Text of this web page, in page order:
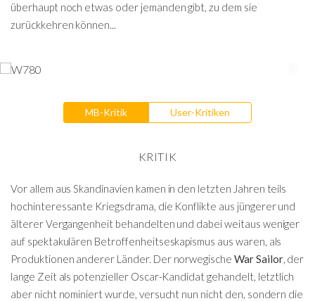
überhaupt noch etwas oder jemanden gibt, zu dem sie
zurückkehren können...
MB-Kritik User-Kritiken
KRITIK
Vor allem aus Skandinavien kamen in den letzten Jahren teils
hochinteressante Kriegsdrama, die Konflikte aus jüngerer und
älterer Vergangenheit behandelten und dabei weitaus weniger
auf spektakulären Betroffenheitseskapismus aus waren, als
Produktionen anderer Länder. Der norwegische War Sailor, der
lange Zeit als potenzieller Oscar-Kandidat gehandelt, letztlich
aber nicht nominiert wurde, versucht nun nicht den, sondern die